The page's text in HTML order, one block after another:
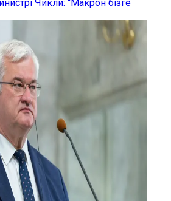
Чикли: “Макрон бізге